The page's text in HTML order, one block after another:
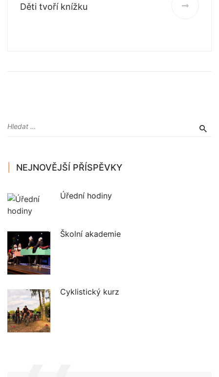
Děti tvoří knížku
NEJNOVĚJŠÍ PŘÍSPĚVKY
Úřední hodiny
Školní akademie
Cyklistický kurz